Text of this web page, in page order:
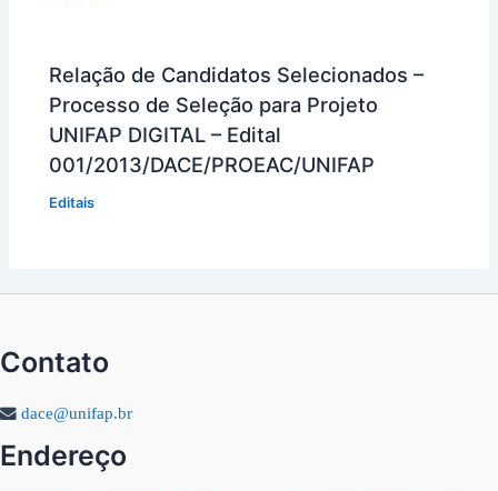
Relação de Candidatos Selecionados –
Processo de Seleção para Projeto
UNIFAP DIGITAL – Edital
001/2013/DACE/PROEAC/UNIFAP
Editais
Contato
dace@unifap.br
Endereço